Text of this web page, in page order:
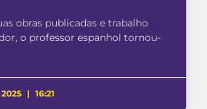
obras publicadas e trabalho
o professor espanhol tornou-
2025 16:21